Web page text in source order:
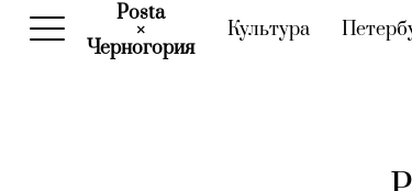
Posta
×
Черногория(current)
Культура(current)